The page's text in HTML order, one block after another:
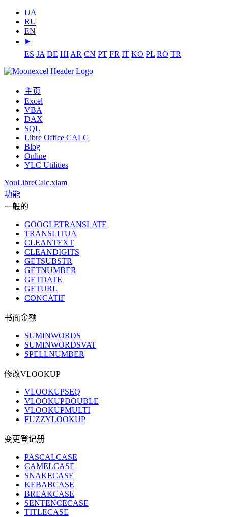
UA
RU
EN
⯈
ES JA DE HI AR CN PT FR IT KO PL RO TR
主页
Excel
VBA
DAX
SQL
Libre Office CALC
Blog
Online
YLC Utilities
YouLibreCalc.xlam
功能
一般的
GOOGLETRANSLATE
TRANSLITUA
CLEANTEXT
CLEANDIGITS
GETSUBSTR
GETNUMBER
GETDATE
GETURL
CONCATIF
书面金额
SUMINWORDS
SUMINWORDSVAT
SPELLNUMBER
修改VLOOKUP
VLOOKUPSEQ
VLOOKUPDOUBLE
VLOOKUPMULTI
FUZZYLOOKUP
变更登记册
PASCALCASE
CAMELCASE
SNAKECASE
KEBABCASE
BREAKCASE
SENTENCECASE
TITLECASE